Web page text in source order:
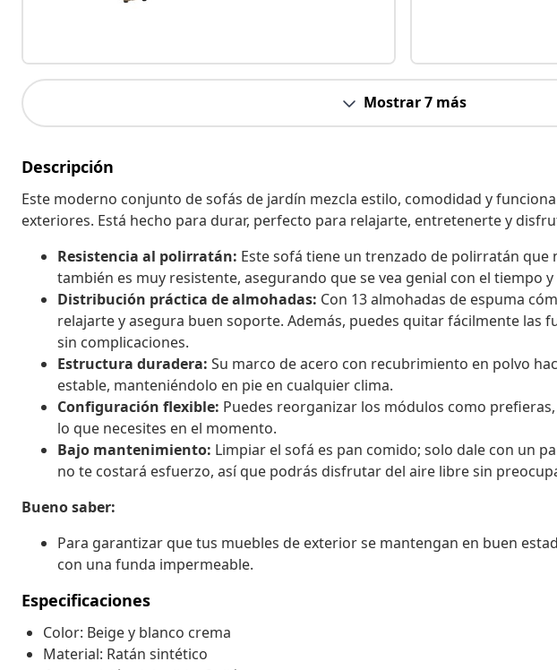
Mostrar 7 más
Descripción
Este moderno conjunto de sofás de jardín mezcla estilo, comodidad y
exteriores. Está hecho para durar, perfecto para relajarte, entretenerte y
Resistencia al polirratán: Este sofá tiene un trenzado de polirratán que
también es muy resistente, asegurando que se vea genial con el tiempo
Distribución práctica de almohadas: Con 13 almohadas de espuma
relajarte y asegura buen soporte. Además, puedes quitar fácilmente las
sin complicaciones.
Estructura duradera: Su marco de acero con recubrimiento en polvo
estable, manteniéndolo en pie en cualquier clima.
Configuración flexible: Puedes reorganizar los módulos como
lo que necesites en el momento.
Bajo mantenimiento: Limpiar el sofá es pan comido; solo dale con un
no te costará esfuerzo, así que podrás disfrutar del aire libre sin
Bueno saber:
Para garantizar que tus muebles de exterior se mantengan en buen
con una funda impermeable.
Especificaciones
Color: Beige y blanco crema
Material: Ratán sintético